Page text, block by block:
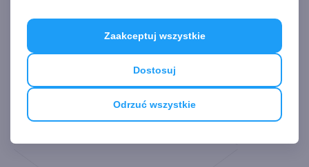
Odrzuć wszystkie
Dostosuj
Zaakceptuj wszystkie